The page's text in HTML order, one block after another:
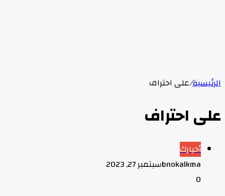
الرئيسية/على احتراف
على احتراف
أخبارك
bnokalkmaسبتمبر 27, 2023
0